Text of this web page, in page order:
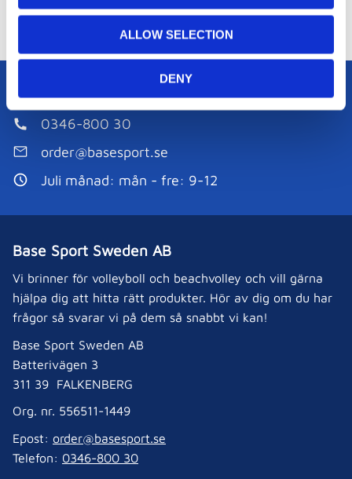
ALLOW SELECTION
DENY
Produktinformation
Kundservice:
0346-800 30
order@basesport.se
Juli månad: mån - fre: 9-12
Base Sport Sweden AB
Vi brinner för volleyboll och beachvolley och vill gärna
hjälpa dig att hitta rätt produkter. Hör av dig om du har
frågor så svarar vi på dem så snabbt vi kan!
Base Sport Sweden AB
Batterivägen 3
311 39 FALKENBERG
Org. nr. 556511-1449
Epost: order@basesport.se
Telefon: 0346-800 30